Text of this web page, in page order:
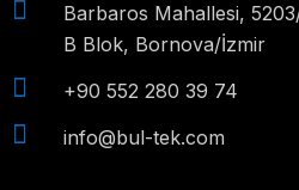
Barbaros Mahallesi,
B Blok, Bornova/İzmir
+90 552 280 39 74
info@bul-tek.com